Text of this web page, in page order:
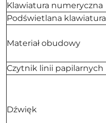
Klawiatura numeryczna
Podświetlana klawiatura
Materiał obudowy
Czytnik linii papilarnych
Dźwięk